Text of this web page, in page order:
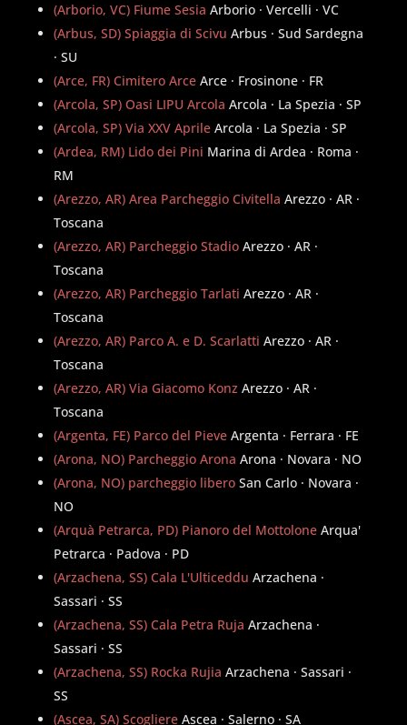
(Arborio, VC) Fiume Sesia Arborio · Vercelli · VC
(Arbus, SD) Spiaggia di Scivu Arbus · Sud Sardegna
· SU
(Arce, FR) Cimitero Arce Arce · Frosinone · FR
(Arcola, SP) Oasi LIPU Arcola Arcola · La Spezia · SP
(Arcola, SP) Via XXV Aprile Arcola · La Spezia · SP
(Ardea, RM) Lido dei Pini Marina di Ardea · Roma ·
RM
(Arezzo, AR) Area Parcheggio Civitella Arezzo · AR ·
Toscana
(Arezzo, AR) Parcheggio Stadio Arezzo · AR ·
Toscana
(Arezzo, AR) Parcheggio Tarlati Arezzo · AR ·
Toscana
(Arezzo, AR) Parco A. e D. Scarlatti Arezzo · AR ·
Toscana
(Arezzo, AR) Via Giacomo Konz Arezzo · AR ·
Toscana
(Argenta, FE) Parco del Pieve Argenta · Ferrara · FE
(Arona, NO) Parcheggio Arona Arona · Novara · NO
(Arona, NO) parcheggio libero San Carlo · Novara ·
NO
(Arquà Petrarca, PD) Pianoro del Mottolone Arqua'
Petrarca · Padova · PD
(Arzachena, SS) Cala L'Ulticeddu Arzachena ·
Sassari · SS
(Arzachena, SS) Cala Petra Ruja Arzachena ·
Sassari · SS
(Arzachena, SS) Rocka Rujia Arzachena · Sassari ·
SS
(Ascea, SA) Scogliere Ascea · Salerno · SA